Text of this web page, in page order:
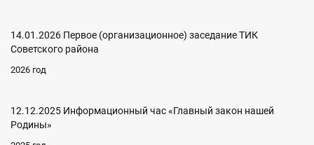
14.01.2026 Первое (организационное) заседание ТИК
Советского района
2026 год
12.12.2025 Информационный час «Главный закон нашей
Родины»